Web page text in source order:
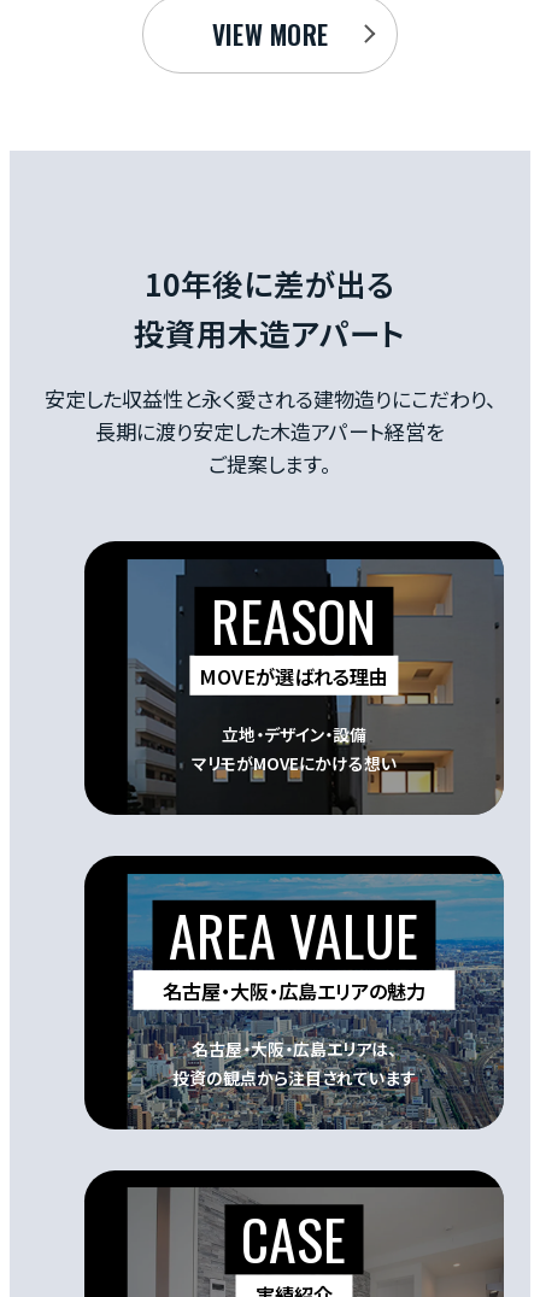
VIEW MORE
に安心。 - 売主直販の
抑えられます。 - 住
て高い客付け能力を備えています 。不動
された視点から見れば、長期的なランニン
を採用することで、通常は10年ごとに行う
10年後に差が出る
投資用木造アパート
安定した収益性と永く愛される建物造りにこだわり、
長期に渡り安定した木造アパート経営を
ご提案します。
MOVEが選ばれる理由
立地・デザイン・設備
マリモがMOVEにかける想い
名古屋・大阪・広島エリアの魅力
名古屋・大阪・広島エリアは、
投資の観点から注目されています